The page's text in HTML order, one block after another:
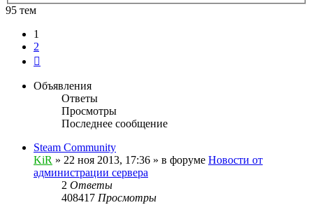
95 тем
1
2
Объявления
Ответы
Просмотры
Последнее сообщение
Steam Community
KiR » 22 ноя 2013, 17:36 » в форуме Новости от
администрации сервера
2 Ответы
408417 Просмотры